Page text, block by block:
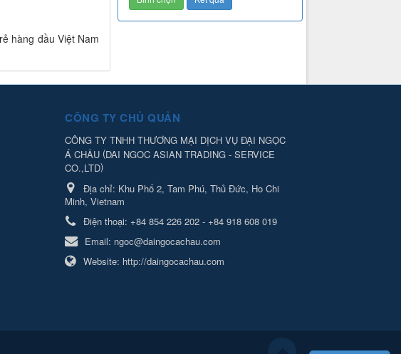
hàng đầu Việt Nam
CÔNG TY CHỦ QUẢN
CÔNG TY TNHH THƯƠNG MẠI DỊCH VỤ ĐẠI NGỌC
Á CHÂU (DAI NGOC ASIAN TRADING - SERVICE
CO.,LTD)
Địa chỉ: Khu Phố 2, Tam Phú, Thủ Đức, Ho Chi
Minh, Vietnam
Điện thoại: +84 854 226 202 - +84 918 608 019
Email: ngoc@daingocachau.com
Website: http://daingocachau.com